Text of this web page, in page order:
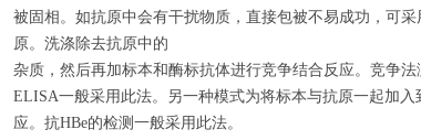
被固相。如抗原中会有干扰物质，直接包被不易成功，可
原。洗涤除去抗原中的
杂质，然后再加标本和酶标抗体进行竞争结合反应。竞
ELISA一般采用此法。另一种模式为将标本与抗原一起加
应。抗HBe的检测一般采用此法。